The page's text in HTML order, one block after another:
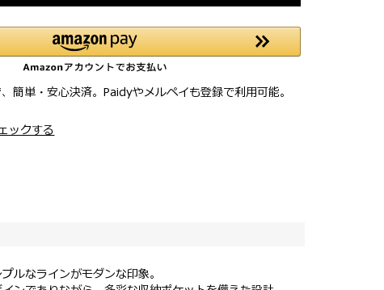
簡単・安心決済。Paidyやメルペイも登録で利用可能。
ックする
ルなラインがモダンな印象。